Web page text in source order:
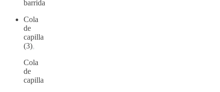
barrida
Cola
de
capilla
(3)
Cola
de
capilla